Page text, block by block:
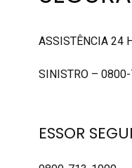
ASSISTÊNCIA 24
SINISTRO –
ESSOR